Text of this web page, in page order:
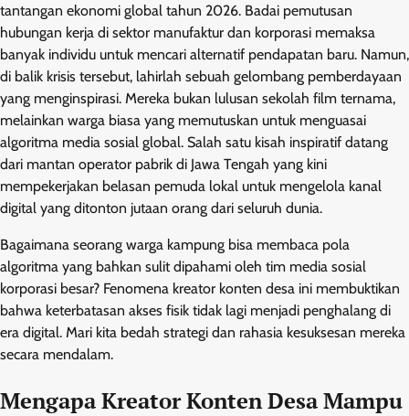
tantangan ekonomi global tahun 2026. Badai pemutusan
hubungan kerja di sektor manufaktur dan korporasi memaksa
banyak individu untuk mencari alternatif pendapatan baru. Namun,
di balik krisis tersebut, lahirlah sebuah gelombang pemberdayaan
yang menginspirasi. Mereka bukan lulusan sekolah film ternama,
melainkan warga biasa yang memutuskan untuk menguasai
algoritma media sosial global. Salah satu kisah inspiratif datang
dari mantan operator pabrik di Jawa Tengah yang kini
mempekerjakan belasan pemuda lokal untuk mengelola kanal
digital yang ditonton jutaan orang dari seluruh dunia.
Bagaimana seorang warga kampung bisa membaca pola
algoritma yang bahkan sulit dipahami oleh tim media sosial
korporasi besar? Fenomena kreator konten desa ini membuktikan
bahwa keterbatasan akses fisik tidak lagi menjadi penghalang di
era digital. Mari kita bedah strategi dan rahasia kesuksesan mereka
secara mendalam.
Mengapa Kreator Konten Desa Mampu